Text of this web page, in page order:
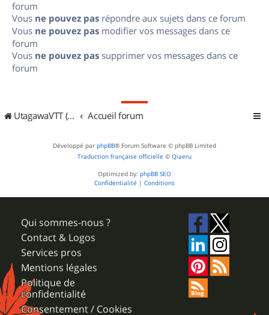
forum
Vous ne pouvez pas répondre aux sujets dans ce forum
Vous ne pouvez pas modifier vos messages dans ce
forum
Vous ne pouvez pas supprimer vos messages dans ce
forum
UtagawaVTT (Randos VTT et VTTAE avec traces GPS) Accueil forum
Développé par phpBB® Forum Software © phpBB Limited
Traduction française officielle © Qiaeru
Optimized by: phpBB SEO
Confidentialité | Conditions
Qui sommes-nous ?
Contact & Logos
Services pros
Mentions légales
Politique de
confidentialité
Consentement / Cookies